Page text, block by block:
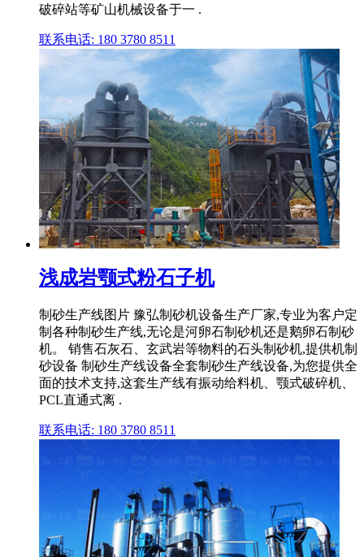
破碎站等矿山机械设备于一 .
联系电话: 180 3780 8511
浅成岩颚式粉石子机
制砂生产线图片 豫弘制砂机设备生产厂家,专业为客户定
制各种制砂生产线,无论是河卵石制砂机还是鹅卵石制砂
机。 销售石灰石、玄武岩等物料的石头制砂机,提供机制
砂设备 制砂生产线设备全套制砂生产线设备,为您提供全
面的技术支持,这套生产线有振动给料机、颚式破碎机、
PCL直通式离 .
联系电话: 180 3780 8511